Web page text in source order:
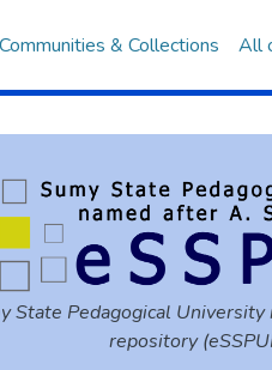
Communities & Collections All
State Pedagogical
repository